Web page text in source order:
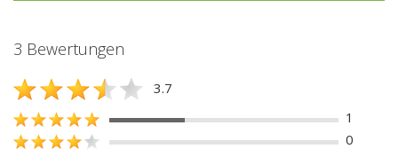
3 Bewertungen
3.7
1
0